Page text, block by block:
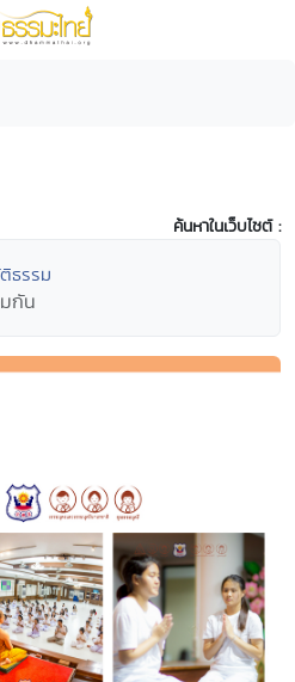
ค้นหาในเว็บไซต์ :
ธรรม
กัน